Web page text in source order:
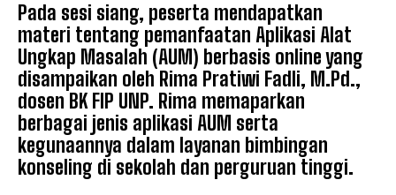
Pada sesi siang, peserta mendapatkan
materi tentang pemanfaatan Aplikasi Alat
Ungkap Masalah (AUM) berbasis online yang
disampaikan oleh Rima Pratiwi Fadli, M.Pd.,
dosen BK FIP UNP. Rima memaparkan
berbagai jenis aplikasi AUM serta
kegunaannya dalam layanan bimbingan
konseling di sekolah dan perguruan tinggi.